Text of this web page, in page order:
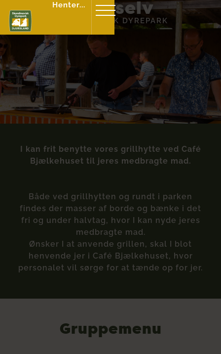
Henter...
Grill-selv
SKANDINAVISK DYREPARK
I kan frit benytte vores grillhytte ved Café
Bjælkehuset til jeres medbragte mad.
Både ved grillhytten og rundt i parken
findes der masser af borde og bænke i det
fri og under halvtag, hvor I kan nyde jeres
medbragte mad.
Ønsker I at anvende grillen, skal I blot
henvende jer i Café Bjælkehuset, hvor
personalet vil sørge for at tænde op for jer.
Gruppemenu